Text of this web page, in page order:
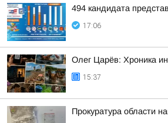
494 кандидата
17:06
Олег Царёв: Хроника
15:37
Прокуратура области